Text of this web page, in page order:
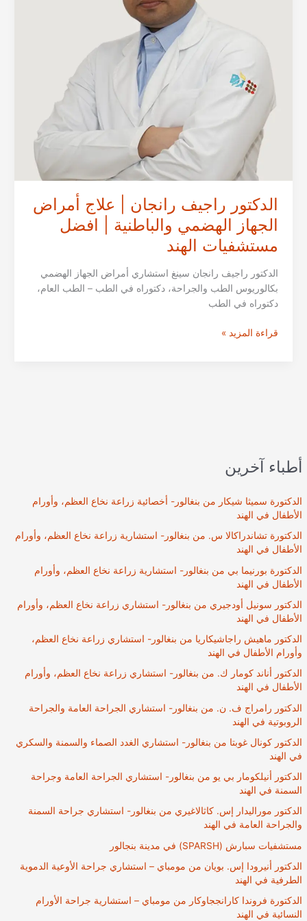
أطباء آخرين
الدكتورة سميثا شيكار من بنغالور- أخصائية زراعة نخاع العظم، وأورام
الأطفال في الهند
الدكتورة تشاندراكالا س. من بنغالور- استشارية زراعة نخاع العظم، وأورام
الأطفال في الهند
الدكتورة بورنيما بي من بنغالور- استشارية زراعة نخاع العظم، وأورام
الأطفال في الهند
الدكتور سونيل أودجيري من بنغالور- استشاري زراعة نخاع العظم، وأورام
الأطفال في الهند
الدكتور ماهيش راجاشيكاريا من بنغالور- استشاري زراعة نخاع العظم،
وأورام الأطفال في الهند
الدكتور أناند كومار ك. من بنغالور- استشاري زراعة نخاع العظم، وأورام
الأطفال في الهند
الدكتور رامراج ف. ن. من بنغالور- استشاري الجراحة العامة والجراحة
الروبوتية في الهند
الدكتور كونال غوبتا من بنغالور- استشاري الغدد الصماء والسمنة والسكري
في الهند
الدكتور أنيلكومار بي يو من بنغالور- استشاري الجراحة العامة وجراحة
السمنة في الهند
الدكتور موراليدار إس. كاثالاغيري من بنغالور- استشاري جراحة السمنة
والجراحة العامة في الهند
مستشفيات سبارش (SPARSH) في مدينة بنجالور
الدكتور أنيرودا إس. بويان من مومباي – استشاري جراحة الأوعية الدموية
الطرفية في الهند
الدكتورة فروندا كارانججاوكار من مومباي – استشارية جراحة الأورام
النسائية في الهند
الدكتور راجيف رانجان | علاج أمراض
الجهاز الهضمي والباطنية | افضل
مستشفيات الهند
الدكتور راجيف رانجان سينغ استشاري أمراض الجهاز الهضمي
بكالوريوس الطب والجراحة، دكتوراه في الطب – الطب العام،
دكتوراه في الطب
الدكتور
مستشفيات
الهند
قراءة المزيد »